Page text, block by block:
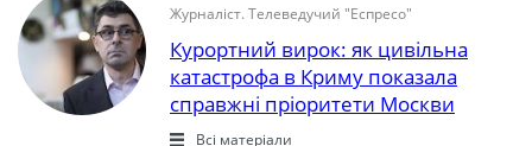
Журналіст. Телеведучий "Еспресо"
Курортний вирок: як цивільна
катастрофа в Криму показала
справжні пріоритети Москви
Всі матеріали